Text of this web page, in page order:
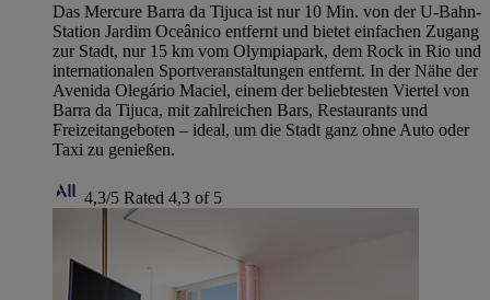
Das Mercure Barra da Tijuca ist nur 10 Min. von der U-Bahn-
Station Jardim Oceânico entfernt und bietet einfachen Zugang
zur Stadt, nur 15 km vom Olympiapark, dem Rock in Rio und
internationalen Sportveranstaltungen entfernt. In der Nähe der
Avenida Olegário Maciel, einem der beliebtesten Viertel von
Barra da Tijuca, mit zahlreichen Bars, Restaurants und
Freizeitangeboten – ideal, um die Stadt ganz ohne Auto oder
Taxi zu genießen.
4,3/5 Rated 4,3 of 5